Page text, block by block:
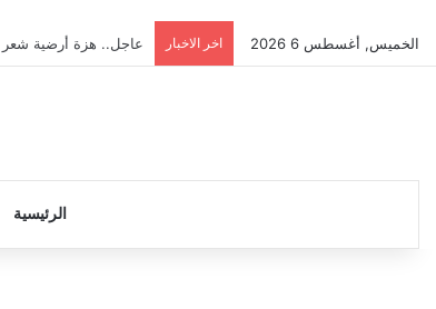
الخميس, أغسطس 6 2026 اخر الاخبار تصريحات حول مباراة
الرئيسية